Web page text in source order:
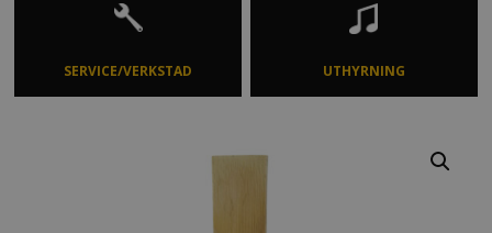
SERVICE/VERKSTAD UTHYRNING